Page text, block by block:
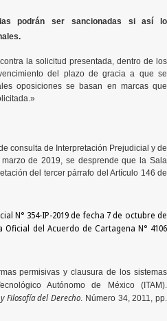
podrán ser sancionadas si así lo
la solicitud presentada, dentro de los
del plazo de gracia a que se
oposiciones se basan en marcas que
consulta de Interpretación Prejudicial y de
de 2019, se desprende que la Sala
del tercer párrafo del Artículo 146 de
N° 354-IP-2019 de fecha 7 de octubre de
Oficial del Acuerdo de Cartagena N° 4106
y clausura de los sistemas
Autónomo de México (ITAM).
Filosofía del Derecho. Número 34, 2011, pp.